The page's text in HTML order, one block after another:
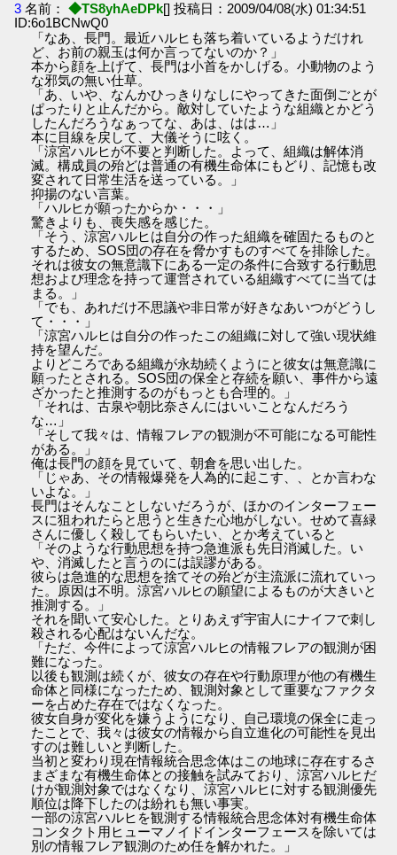
3 名前： ◆TS8yhAeDPk[] 投稿日：2009/04/08(水) 01:34:51
ID:6o1BCNwQ0
「なあ、長門。最近ハルヒも落ち着いているようだけれ
ど、お前の親玉は何か言ってないのか？」
本から顔を上げて、長門は小首をかしげる。小動物のよう
な邪気の無い仕草。
「あ、いや、なんかひっきりなしにやってきた面倒ごとが
ぱったりと止んだから。敵対していたような組織とかどう
したんだろうなぁってな、あは、はは…」
本に目線を戻して、大儀そうに呟く。
「涼宮ハルヒが不要と判断した。よって、組織は解体消
滅。構成員の殆どは普通の有機生命体にもどり、記憶も改
変されて日常生活を送っている。」
抑揚のない言葉。
「ハルヒが願ったからか・・・」
驚きよりも、喪失感を感じた。
「そう、涼宮ハルヒは自分の作った組織を確固たるものと
するため、SOS団の存在を脅かすものすべてを排除した。
それは彼女の無意識下にある一定の条件に合致する行動思
想および理念を持って運営されている組織すべてに当ては
まる。」
「でも、あれだけ不思議や非日常が好きなあいつがどうし
て・・・」
「涼宮ハルヒは自分の作ったこの組織に対して強い現状維
持を望んだ。
よりどころである組織が永劫続くようにと彼女は無意識に
願ったとされる。SOS団の保全と存続を願い、事件から遠
ざかったと推測するのがもっとも合理的。」
「それは、古泉や朝比奈さんにはいいことなんだろう
な…」
「そして我々は、情報フレアの観測が不可能になる可能性
がある。」
俺は長門の顔を見ていて、朝倉を思い出した。
「じゃあ、その情報爆発を人為的に起こす、、とか言わな
いよな。」
長門はそんなことしないだろうが、ほかのインターフェー
スに狙われたらと思うと生きた心地がしない。せめて喜緑
さんに優しく殺してもらいたい、とか考えていると
「そのような行動思想を持つ急進派も先日消滅した。い
や、消滅したと言うのには誤謬がある。
彼らは急進的な思想を捨てその殆どが主流派に流れていっ
た。原因は不明。涼宮ハルヒの願望によるものが大きいと
推測する。」
それを聞いて安心した。とりあえず宇宙人にナイフで刺し
殺される心配はないんだな。
「ただ、今件によって涼宮ハルヒの情報フレアの観測が困
難になった。
以後も観測は続くが、彼女の存在や行動原理が他の有機生
命体と同様になったため、観測対象として重要なファクタ
ーを占めた存在ではなくなった。
彼女自身が変化を嫌うようになり、自己環境の保全に走っ
たことで、我々は彼女の情報から自立進化の可能性を見出
すのは難しいと判断した。
当初と変わり現在情報統合思念体はこの地球に存在するさ
まざまな有機生命体との接触を試みており、涼宮ハルヒだ
けが観測対象ではなくなり、涼宮ハルヒに対する観測優先
順位は降下したのは紛れも無い事実。
一部の涼宮ハルヒを観測する情報統合思念体対有機生命体
コンタクト用ヒューマノイドインターフェースを除いては
別の情報フレア観測のため任を解かれた。」